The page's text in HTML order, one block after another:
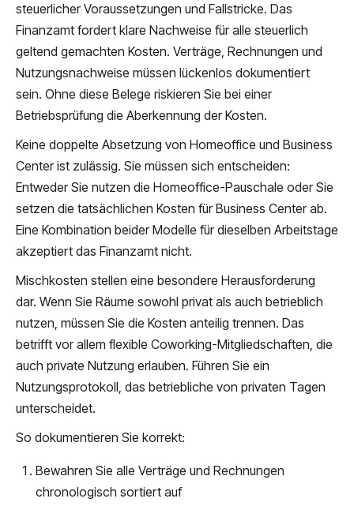
steuerlicher Voraussetzungen und Fallstricke. Das
Finanzamt fordert klare Nachweise für alle steuerlich
geltend gemachten Kosten. Verträge, Rechnungen und
Nutzungsnachweise müssen lückenlos dokumentiert
sein. Ohne diese Belege riskieren Sie bei einer
Betriebsprüfung die Aberkennung der Kosten.
Keine doppelte Absetzung von Homeoffice und Business
Center ist zulässig. Sie müssen sich entscheiden:
Entweder Sie nutzen die Homeoffice-Pauschale oder Sie
setzen die tatsächlichen Kosten für Business Center ab.
Eine Kombination beider Modelle für dieselben Arbeitstage
akzeptiert das Finanzamt nicht.
Mischkosten stellen eine besondere Herausforderung
dar. Wenn Sie Räume sowohl privat als auch betrieblich
nutzen, müssen Sie die Kosten anteilig trennen. Das
betrifft vor allem flexible Coworking-Mitgliedschaften, die
auch private Nutzung erlauben. Führen Sie ein
Nutzungsprotokoll, das betriebliche von privaten Tagen
unterscheidet.
So dokumentieren Sie korrekt:
Bewahren Sie alle Verträge und Rechnungen
chronologisch sortiert auf